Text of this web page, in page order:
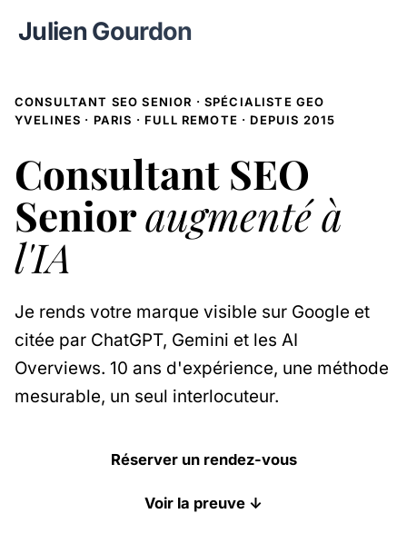
Julien Gourdon
CONSULTANT SEO SENIOR · SPÉCIALISTE GEO
YVELINES · PARIS · FULL REMOTE · DEPUIS 2015
Consultant SEO
Senioraugmenté à
l'IA
Je rends votre marque visible sur Google et
citée par ChatGPT, Gemini et les AI
Overviews. 10 ans d'expérience, une méthode
mesurable, un seul interlocuteur.
Réserver un rendez-vous
Voir la preuve ↓